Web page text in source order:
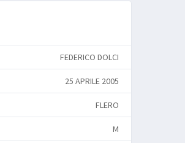
FEDERICO DOLCI
25 APRILE 2005
FLERO
M